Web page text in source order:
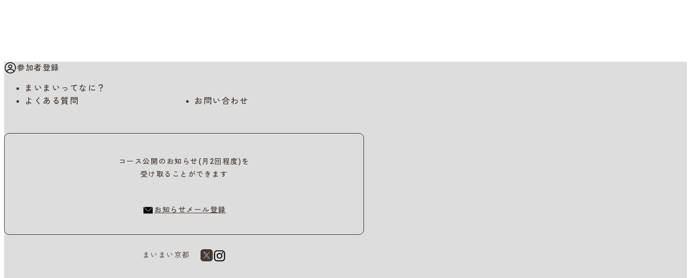
参加者登録
まいまいってなに？
よくある質問
お問い合わせ
コース公開のお知らせ(月2回程度)を
受け取ることができます
お知らせメール登録
まいまい京都